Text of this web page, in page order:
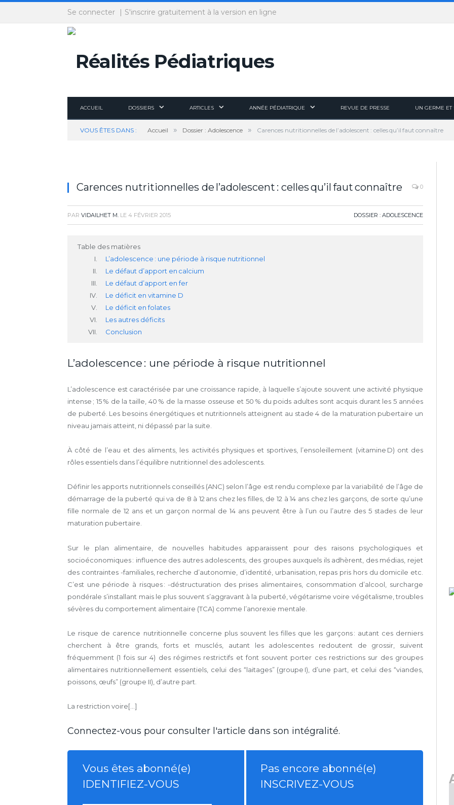
Panneau de gestion des cookies
Se connecter S'inscrire gratuitement à la version en ligne
ACCUEIL DOSSIERS ARTICLES ANNÉE PÉDIATRIQUE REVUE DE PRESSE UN GERME ET
VOUS ÊTES DANS : Accueil » Dossier : Adolescence » Carences nutritionnelles de l’adolescent : celles qu’il faut connaître
Carences nutritionnelles de l’adolescent : celles qu’il faut connaître 0
PAR VIDAILHET M. LE 4 FÉVRIER 2015 DOSSIER : ADOLESCENCE
Table des matières
L’adolescence : une période à risque nutritionnel
Le défaut d’apport en calcium
Le défaut d’apport en fer
Le déficit en vitamine D
Le déficit en folates
Les autres déficits
Conclusion
L’adolescence : une période à risque nutritionnel
L’adolescence est caractérisée par une croissance rapide, à laquelle s’ajoute souvent une activité physique
intense ; 15 % de la taille, 40 % de la masse osseuse et 50 % du poids adultes sont acquis durant les 5 années
de puberté. Les besoins énergétiques et nutritionnels atteignent au stade 4 de la maturation pubertaire un
niveau jamais atteint, ni dépassé par la suite.
À côté de l’eau et des aliments, les activités physiques et sportives, l’ensoleillement (vitamine D) ont des
rôles essentiels dans l’équilibre nutritionnel des adolescents.
Définir les apports nutritionnels conseillés (ANC) selon l’âge est rendu complexe par la variabilité de l’âge de
démarrage de la puberté qui va de 8 à 12 ans chez les filles, de 12 à 14 ans chez les garçons, de sorte qu’une
fille normale de 12 ans et un garçon normal de 14 ans peuvent être à l’un ou l’autre des 5 stades de leur
maturation pubertaire.
Sur le plan alimentaire, de nouvelles habitudes apparaissent pour des raisons psychologiques et
socioéconomiques : influence des autres adolescents, des groupes auxquels ils adhèrent, des médias, rejet
des contraintes -familiales, recherche d’autonomie, d’identité, urbanisation, repas pris hors du domicile etc.
C’est une période à risques : -déstructuration des prises alimentaires, consommation d’alcool, surcharge
pondérale s’installant mais le plus souvent s’aggravant à la puberté, végétarisme voire végétalisme, troubles
sévères du comportement alimentaire (TCA) comme l’anorexie mentale.
Le risque de carence nutritionnelle concerne plus souvent les filles que les garçons : autant ces derniers
cherchent à être grands, forts et musclés, autant les adolescentes redoutent de grossir, suivent
fréquemment (1 fois sur 4) des régimes restrictifs et font souvent porter ces restrictions sur des groupes
alimentaires nutritionnellement essentiels, celui des “laitages” (groupe I), d’une part, et celui des “viandes,
poissons, œufs” (groupe II), d’autre part.
La restriction voire[...]
Connectez-vous pour consulter l'article dans son intégralité.
Vous êtes abonné(e)
IDENTIFIEZ-VOUS
Pas encore abonné(e)
INSCRIVEZ-VOUS